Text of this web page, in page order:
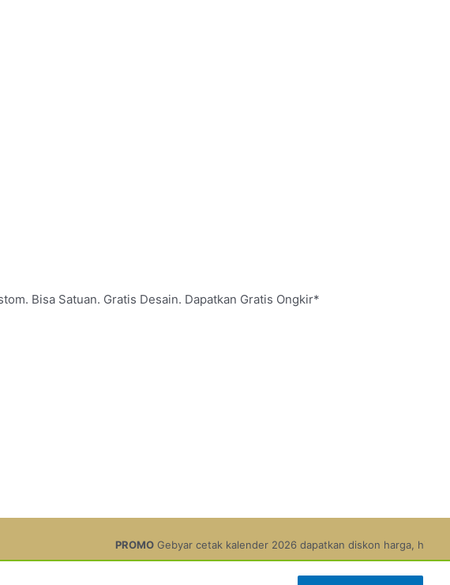
Bisa Satuan. Gratis Desain. Dapatkan Gratis Ongkir*
Gebyar cetak kalender 2026 dapatkan diskon harga, hingga 11,9%.Pesan